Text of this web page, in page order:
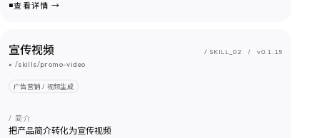
查看详情 →
宣传视频 / SKILL_02 / v0.1.15
▸ /skills/promo-video
广告营销 / 视频生成
/ 简介
把产品简介转化为宣传视频